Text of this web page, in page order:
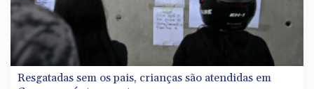
Resgatadas sem os pais, crianças são atendidas em